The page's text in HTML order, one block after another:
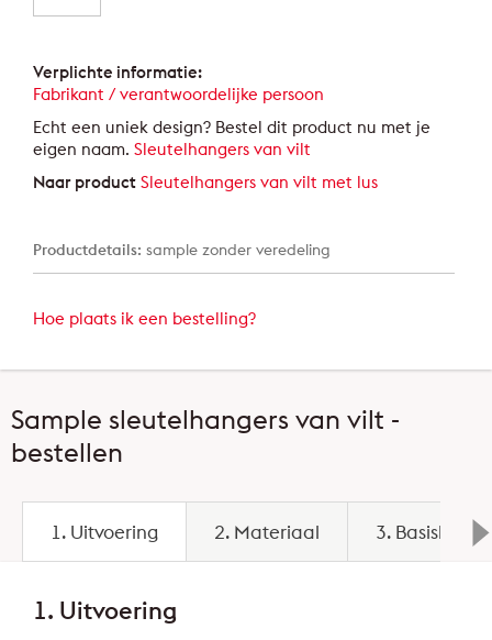
Verplichte informatie:
Fabrikant / verantwoordelijke persoon
Echt een uniek design? Bestel dit product nu met je
eigen naam.Sleutelhangers van vilt
Naar product Sleutelhangers van vilt met lus
Productdetails: sample zonder veredeling
Hoe plaats ik een bestelling?
Sample sleutelhangers van vilt -
bestellen
1. Uitvoering 2. Materiaal 3. Basiskleur
1. Uitvoering